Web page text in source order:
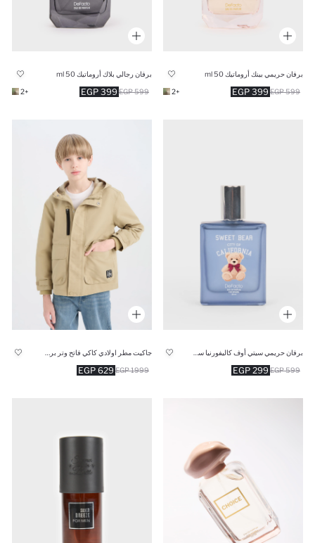
برفان حريمي بينك أروماتيك 50 ml
399 EGP 599 EGP
+2
برفان رجالي بلاك أروماتيك 50 ml
399 EGP 599 EGP
+2
299 EGP 599 EGP
629 EGP 1999 EGP